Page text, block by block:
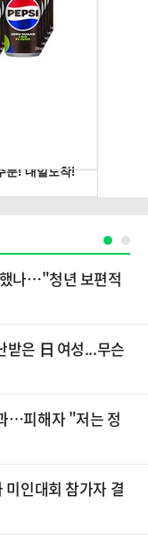
나…"청년 보편적
받은 日 여성...무슨
…피해자 "저는 정
인대회 참가자 결